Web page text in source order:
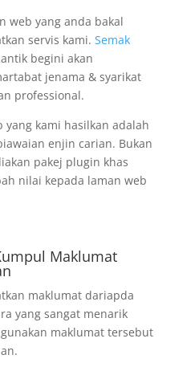
web yang anda bakal
servis kami. Semak
begini akan
jenama & syarikat
professional.
yang kami hasilkan adalah
enjin carian. Bukan
pakej plugin khas
nilai kepada laman web
Maklumat
maklumat dariapda
yang sangat menarik
maklumat tersebut